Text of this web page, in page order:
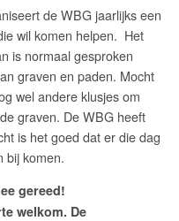
de WBG jaarlijks een
wil komen helpen. Het
is normaal gesproken
graven en paden. Mocht
wel andere klusjes om
graven. De WBG heeft
is het goed dat er die dag
bij komen.
gereed!
welkom. De